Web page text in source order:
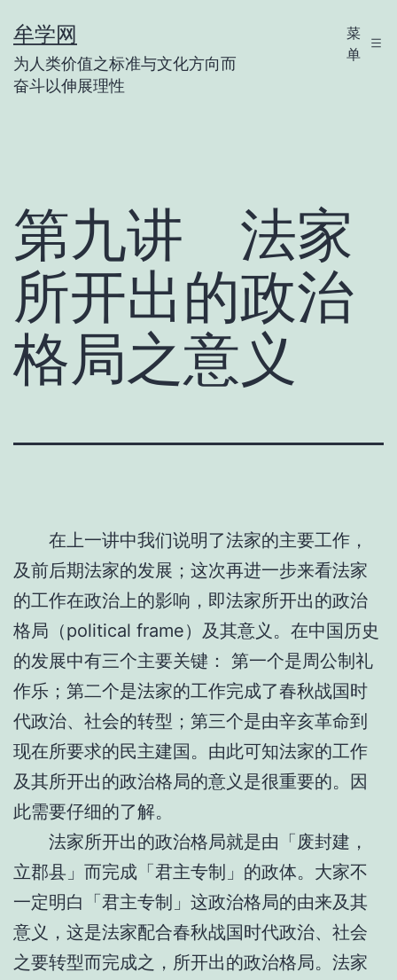
至
内
牟学网
为人类价值之标准与文化方向而
奋斗以伸展理性
菜
单
第九讲 法家
所开出的政治
格局之意义
在上一讲中我们说明了法家的主要工作，
及前后期法家的发展；这次再进一步来看法家
的工作在政治上的影响，即法家所开出的政治
格局（political frame）及其意义。在中国历史
的发展中有三个主要关键： 第一个是周公制礼
作乐；第二个是法家的工作完成了春秋战国时
代政治、社会的转型；第三个是由辛亥革命到
现在所要求的民主建国。由此可知法家的工作
及其所开出的政治格局的意义是很重要的。因
此需要仔细的了解。
法家所开出的政治格局就是由「废封建，
立郡县」而完成「君主专制」的政体。大家不
一定明白「君主专制」这政治格局的由来及其
意义，这是法家配合春秋战国时代政治、社会
之要转型而完成之，所开出的政治格局。法家